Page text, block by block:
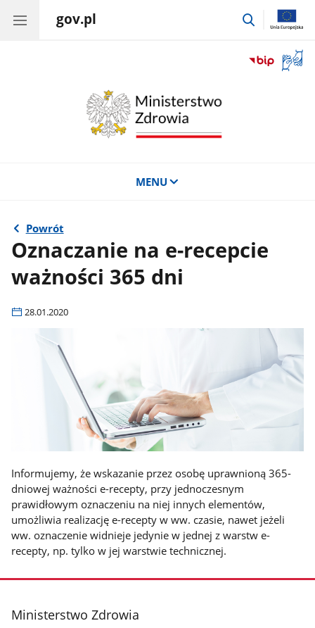
gov.pl
przejdź
okno
MENU
Powrót
Oznaczanie na e-recepcie
ważności 365 dni
28.01.2020
Informujemy, że wskazanie przez osobę uprawnioną 365-
dniowej ważności e-recepty, przy jednoczesnym
prawidłowym oznaczeniu na niej innych elementów,
umożliwia realizację e-recepty w ww. czasie, nawet jeżeli
ww. oznaczenie widnieje jedynie w jednej z warstw e-
recepty, np. tylko w jej warstwie technicznej.
stopka
Ministerstwo Zdrowia